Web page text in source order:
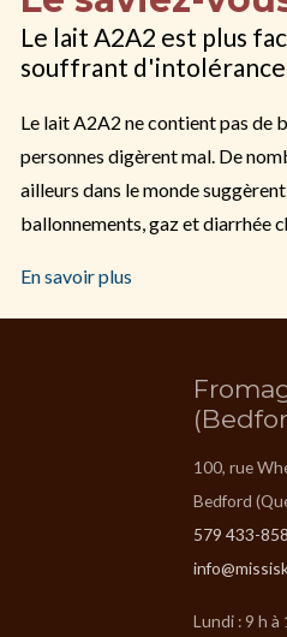
Le lait A2A2 est plus
souffrant
Le lait A2A2 ne contient pas de
personnes digèrent mal. De
ailleurs dans le monde
ballonnements, gaz et diarrhée
En savoir plus
100, rue
Bedford
579 433-
Lundi : 9 h à